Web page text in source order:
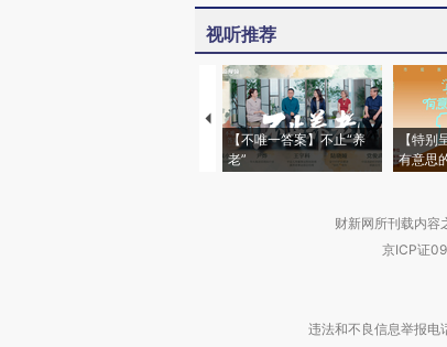
视听推荐
【不唯一答案】不止“养
老”
【特
有意思
财新网所刊载内容
京ICP证
违法和不良信息举报